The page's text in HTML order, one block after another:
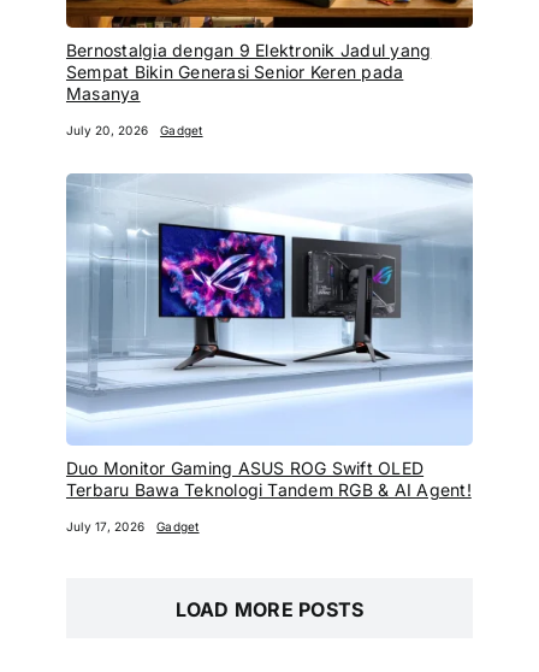
Bernostalgia dengan 9 Elektronik Jadul yang
Sempat Bikin Generasi Senior Keren pada
Masanya
July 20, 2026 Gadget
Duo Monitor Gaming ASUS ROG Swift OLED
Terbaru Bawa Teknologi Tandem RGB & AI Agent!
July 17, 2026 Gadget
LOAD MORE POSTS